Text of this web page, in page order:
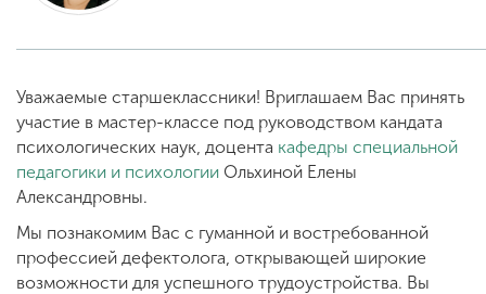
Уважаемые старшеклассники! Вриглашаем Вас принять
участие в мастер-классе под руководством кандата
психологических наук, доцента кафедры специальной
педагогики и психологии Ольхиной Елены
Александровны.
Мы познакомим Вас с гуманной и востребованной
профессией дефектолога, открывающей широкие
возможности для успешного трудоустройства. Вы